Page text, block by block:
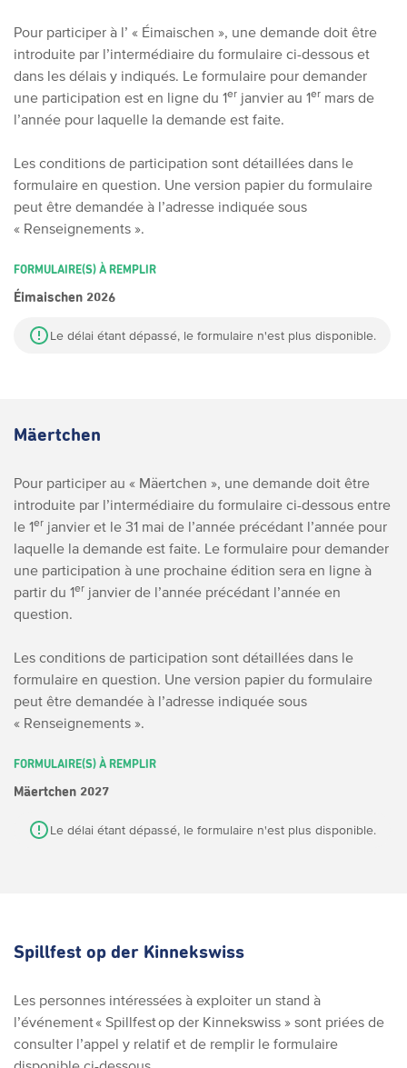
Pour participer à l’ « Éimaischen », une demande doit être
introduite par l’intermédiaire du formulaire ci-dessous et
dans les délais y indiqués. Le formulaire pour demander
une participation est en ligne du 1er janvier au 1er mars de
l’année pour laquelle la demande est faite.
Les conditions de participation sont détaillées dans le
formulaire en question. Une version papier du formulaire
peut être demandée à l’adresse indiquée sous
« Renseignements ».
FORMULAIRE(S) À REMPLIR
Éimaischen 2026
Le délai étant dépassé, le formulaire n'est plus disponible.
Mäertchen
Pour participer au « Mäertchen », une demande doit être
introduite par l’intermédiaire du formulaire ci-dessous entre
le 1er janvier et le 31 mai de l’année précédant l’année pour
laquelle la demande est faite. Le formulaire pour demander
une participation à une prochaine édition sera en ligne à
partir du 1er janvier de l’année précédant l’année en
question.
Les conditions de participation sont détaillées dans le
formulaire en question. Une version papier du formulaire
peut être demandée à l’adresse indiquée sous
« Renseignements ».
FORMULAIRE(S) À REMPLIR
Mäertchen 2027
Le délai étant dépassé, le formulaire n'est plus disponible.
Spillfest op der Kinnekswiss
Les personnes intéressées à exploiter un stand à
l’événement « Spillfest op der Kinnekswiss » sont priées de
consulter l’appel y relatif et de remplir le formulaire